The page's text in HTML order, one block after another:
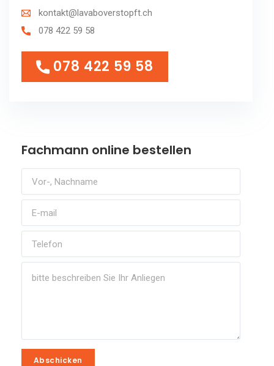
kontakt@lavaboverstopft.ch
078 422 59 58
078 422 59 58
078 422 59 58
Fachmann online bestellen
Abschicken
Abschicken